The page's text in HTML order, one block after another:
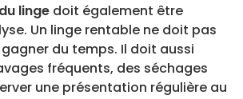
linge doit également être
Un linge rentable ne doit pas
du temps. Il doit aussi
fréquents, des séchages
une présentation régulière au